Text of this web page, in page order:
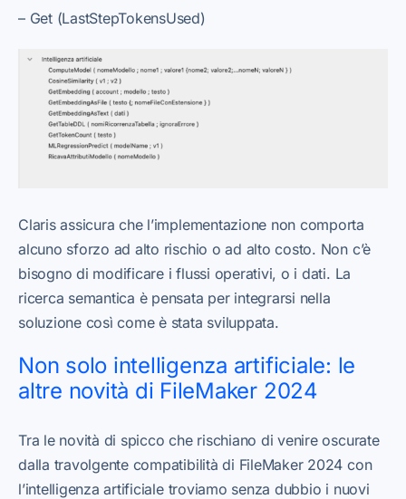
– Get (LastStepTokensUsed)
Claris assicura che l’implementazione non comporta
alcuno sforzo ad alto rischio o ad alto costo. Non c’è
bisogno di modificare i flussi operativi, o i dati. La
ricerca semantica è pensata per integrarsi nella
soluzione così come è stata sviluppata.
Non solo intelligenza artificiale: le
altre novità di FileMaker 2024
Tra le novità di spicco che rischiano di venire oscurate
dalla travolgente compatibilità di FileMaker 2024 con
l’intelligenza artificiale troviamo senza dubbio i nuovi